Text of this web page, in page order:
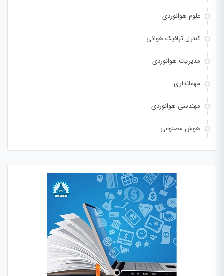
علوم هوانوردی
کنترل ترافیک هوائی
مدیریت هوانوردی
مهمانداری
مهندسی هوانوردی
هوش مصنوعی